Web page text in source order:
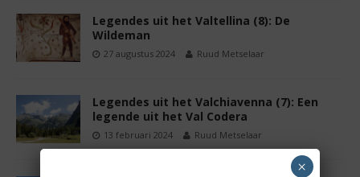
Legendes uit het Valtellina (8): De
Wildeman
27 augustus 2024 Ruud Metselaar
Legendes uit het Valchiavenna (7): Een
legende uit het Val Codera
13 februari 2024 Ruud Metselaar
×